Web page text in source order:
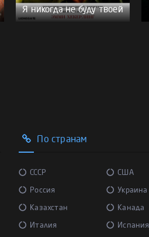
Я никогда не буду твоей
По странам
СССР США
Россия Украина
Казахстан Канада
Италия Испания